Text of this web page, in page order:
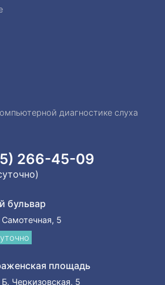
диагностике слуха
266-45-09
бульвар
5
площадь
Черкизовская, 5